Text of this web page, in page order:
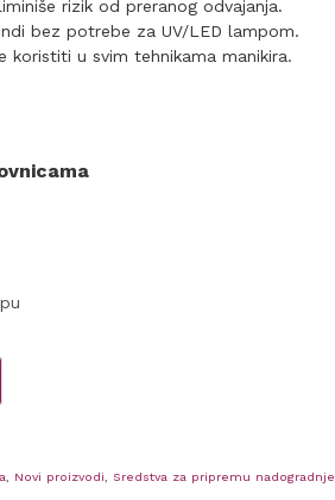
rizik od preranog odvajanja.
bez potrebe za UV/LED lampom.
koristiti u svim tehnikama manikira.
, Novi proizvodi, Sredstva za pripremu nadogradnje